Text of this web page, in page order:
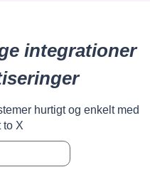
integrationer
hurtigt og enkelt med
to X